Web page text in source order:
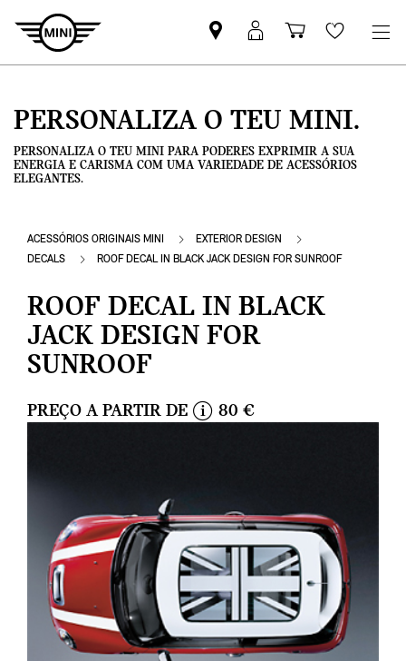
Pesquisar
parceiro
Iniciar
sessão
Carrinho
de
Wishlist
PERSONALIZA O TEU MINI.
PERSONALIZA O TEU MINI PARA PODERES EXPRIMIR A SUA
ENERGIA E CARISMA COM UMA VARIEDADE DE ACESSÓRIOS
ELEGANTES.
ACESSÓRIOS ORIGINAIS MINI
EXTERIOR DESIGN
DECALS
ROOF DECAL IN BLACK JACK DESIGN FOR SUNROOF
ROOF DECAL IN BLACK
JACK DESIGN FOR
SUNROOF
PREÇO A PARTIR DE 80 €